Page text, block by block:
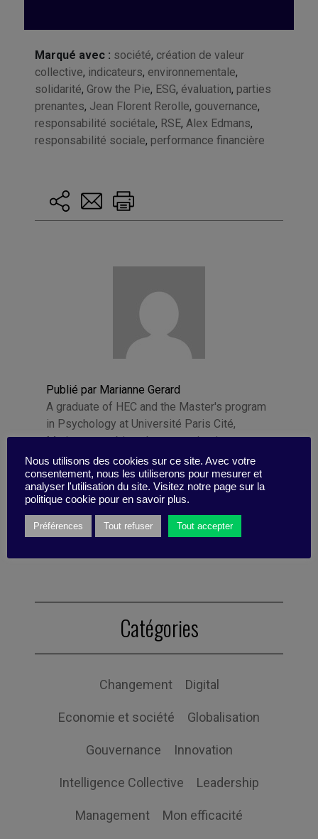
Marqué avec : société, création de valeur
collective, indicateurs, environnementale,
solidarité, Grow the Pie, ESG, évaluation, parties
prenantes, Jean Florent Rerolle, gouvernance,
responsabilité sociétale, RSE, Alex Edmans,
responsabilité sociale, performance financière
Publié par Marianne Gerard
A graduate of HEC and the Master's program
in Psychology at Université Paris Cité,
Marianne combines her expertise in
management and human sciences to produce
written content in the fields of higher
education, publishing, and corporate
communication. She also works as a
psychologist.
Catégories
Changement Digital
Economie et société Globalisation
Gouvernance Innovation
Intelligence Collective Leadership
Management Mon efficacité
Nous utilisons des cookies sur ce site. Avec votre
consentement, nous les utiliserons pour mesurer et
analyser l'utilisation du site. Visitez notre page sur la
politique cookie pour en savoir plus.
Préférences Tout refuser Tout accepter